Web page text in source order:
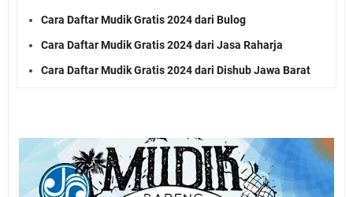
Cara Daftar Mudik Gratis 2024 dari Bulog
Cara Daftar Mudik Gratis 2024 dari Jasa Raharja
Cara Daftar Mudik Gratis 2024 dari Dishub Jawa Barat